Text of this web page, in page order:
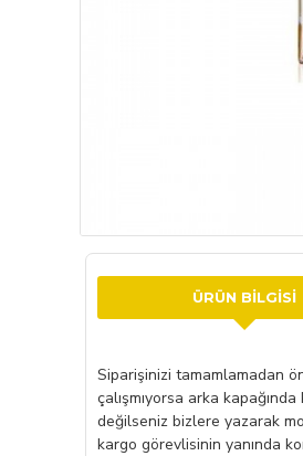
ÜRÜN BILGISI
Siparişinizi tamamlamadan
çalışmıyorsa arka
değilseniz bizlere yazarak
kargo görevlisinin yanında